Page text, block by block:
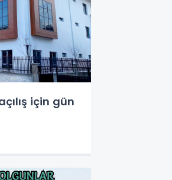
için gün